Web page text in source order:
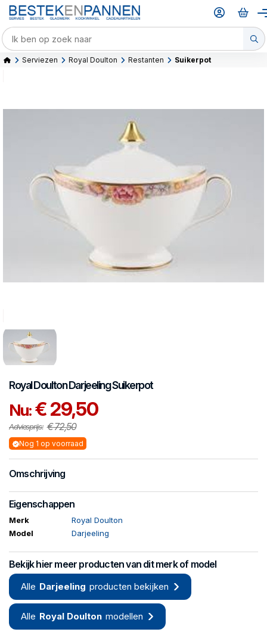
Serviezen Royal Doulton Restanten Suikerpot
Royal DoultonDarjeelingSuikerpot
Nu:€ 29,50
Adviesprijs: € 72,50
Nog 1 op voorraad
Omschrijving
Eigenschappen
Merk
Royal Doulton
Model
Darjeeling
Bekijk hier meer producten van dit merk of model
Alle Darjeeling producten bekijken
Alle Royal Doulton modellen